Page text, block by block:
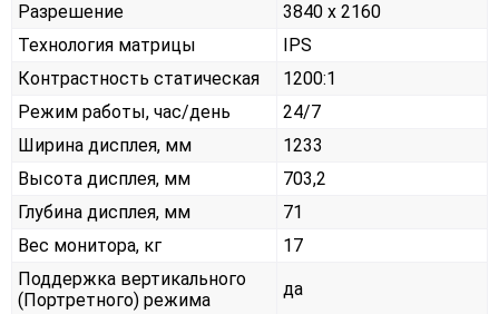
Разрешение
3840 x 2160
Технология матрицы
IPS
Контрастность статическая
1200:1
Режим работы, час/день
24/7
Ширина дисплея, мм
1233
Высота дисплея, мм
703,2
Глубина дисплея, мм
71
Вес монитора, кг
17
Поддержка вертикального
(Портретного) режима
да